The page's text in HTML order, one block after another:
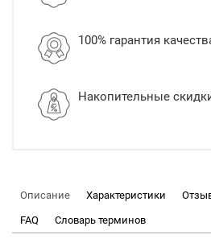
100% гарантия
Накопительные
Описание Характеристики
FAQ Словарь терминов